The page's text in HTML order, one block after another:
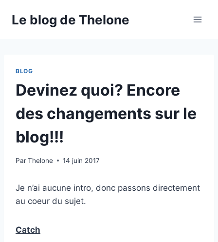
Le blog de Thelone
BLOG
Devinez quoi? Encore
des changements sur le
blog!!!
ParThelone 14 juin 2017
Je n’ai aucune intro, donc passons directement
au coeur du sujet.
Catch